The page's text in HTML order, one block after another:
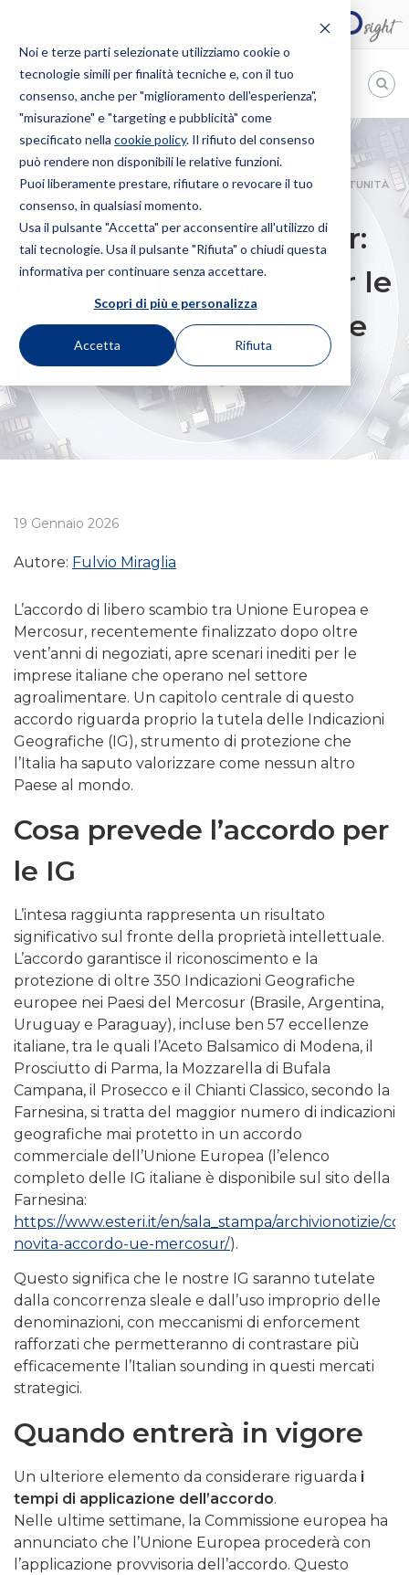
Noi e terze parti selezionate utilizziamo cookie o
tecnologie simili per finalità tecniche e, con il tuo
consenso, anche per "miglioramento dell'esperienza",
"misurazione" e "targeting e pubblicità" come
specificato nella cookie policy. Il rifiuto del consenso
può rendere non disponibili le relative funzioni.
Puoi liberamente prestare, rifiutare o revocare il tuo
consenso, in qualsiasi momento.
Usa il pulsante "Accetta" per acconsentire all'utilizzo di
tali tecnologie. Usa il pulsante "Rifiuta" o chiudi questa
informativa per continuare senza accettare.
Scopri di più e personalizza
Accetta Rifiuta
Bugnion
The
way
HOME NEWS
L’ACCORDO UE-MERCOSUR: NUOVE OPPORTUNITÀ
PER LE INDICAZIONI GEOGRAFICHE ITALIANE
L’accordo UE-Mercosur:
nuove opportunità per le
Indicazioni Geografiche
italiane
19 Gennaio 2026
Autore: Fulvio Miraglia
L’accordo di libero scambio tra Unione Europea e
Mercosur, recentemente finalizzato dopo oltre
vent’anni di negoziati, apre scenari inediti per le
imprese italiane che operano nel settore
agroalimentare. Un capitolo centrale di questo
accordo riguarda proprio la tutela delle Indicazioni
Geografiche (IG), strumento di protezione che
l’Italia ha saputo valorizzare come nessun altro
Paese al mondo.
Cosa prevede l’accordo per
le IG
L’intesa raggiunta rappresenta un risultato
significativo sul fronte della proprietà intellettuale.
L’accordo garantisce il riconoscimento e la
protezione di oltre 350 Indicazioni Geografiche
europee nei Paesi del Mercosur (Brasile, Argentina,
Uruguay e Paraguay), incluse ben 57 eccellenze
italiane, tra le quali l’Aceto Balsamico di Modena, il
Prosciutto di Parma, la Mozzarella di Bufala
Campana, il Prosecco e il Chianti Classico, secondo la
Farnesina, si tratta del maggior numero di indicazioni
geografiche mai protetto in un accordo
commerciale dell’Unione Europea (l’elenco
completo delle IG italiane è disponibile sul sito della
Farnesina:
https://www.esteri.it/en/sala_stampa/archivionotizie/
novita-accordo-ue-mercosur/).
Questo significa che le nostre IG saranno tutelate
dalla concorrenza sleale e dall’uso improprio delle
denominazioni, con meccanismi di enforcement
rafforzati che permetteranno di contrastare più
efficacemente l’Italian sounding in questi mercati
strategici.
Quando entrerà in vigore
Un ulteriore elemento da considerare riguarda i
tempi di applicazione dell’accordo.
Nelle ultime settimane, la Commissione europea ha
annunciato che l’Unione Europea procederà con
l’applicazione provvisoria dell’accordo. Questo